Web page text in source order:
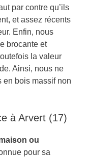
par contre qu’ils
et assez récents
Enfin, nous
brocante et
la valeur
Ainsi, nous ne
en bois massif non
à Arvert (17)
ou
pour sa